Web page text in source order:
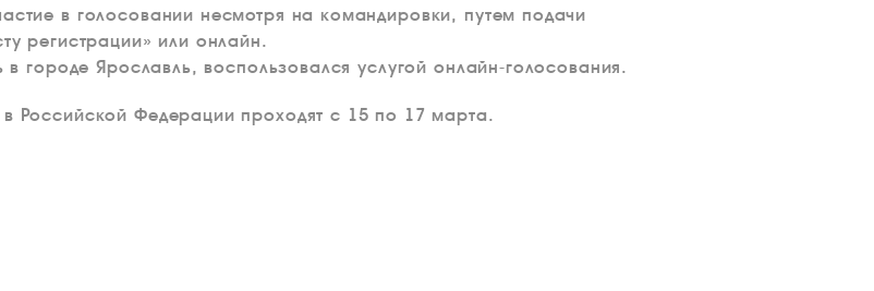
в голосовании несмотря на командировки, путем подачи
регистрации» или онлайн.
городе Ярославль, воспользовался услугой онлайн-голосования.
Российской Федерации проходят с 15 по 17 марта.